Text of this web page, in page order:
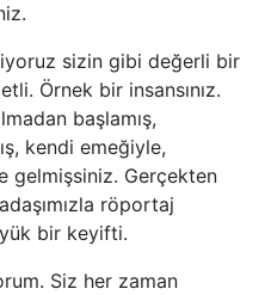
sizin gibi değerli bir
Örnek bir insansınız.
başlamış,
kendi emeğiyle,
gelmişsiniz. Gerçekten
röportaj
bir keyifti.
Siz her zaman